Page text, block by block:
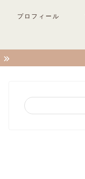
プロフィール